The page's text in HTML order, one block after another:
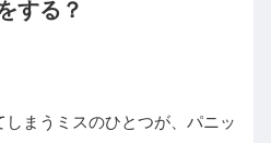
する？
まうミスのひとつが、パニッ